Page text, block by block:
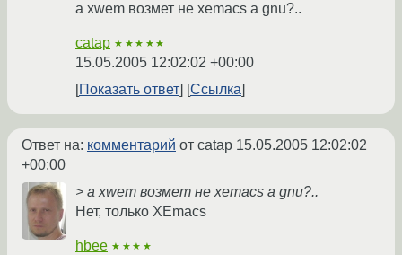
а xwem возмет не xemacs а gnu?..
catap ★★★★★
15.05.2005 12:02:02 +00:00
Показать ответ
Ссылка
Ответ на: комментарий от catap 15.05.2005 12:02:02
+00:00
> а xwem возмет не xemacs а gnu?..
Нет, только XEmacs
hbee ★★★★